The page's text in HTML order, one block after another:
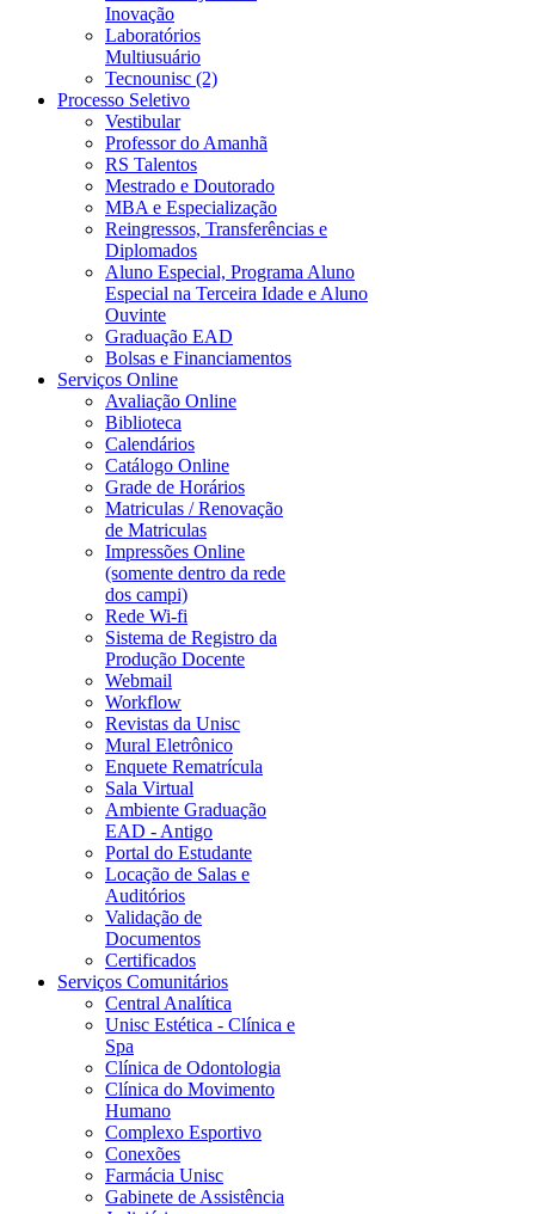
Inovação
Laboratórios
Multiusuário
Tecnounisc (2)
Processo Seletivo
Vestibular
Professor do Amanhã
RS Talentos
Mestrado e Doutorado
MBA e Especialização
Reingressos, Transferências e
Diplomados
Aluno Especial, Programa Aluno
Especial na Terceira Idade e Aluno
Ouvinte
Graduação EAD
Bolsas e Financiamentos
Serviços Online
Avaliação Online
Biblioteca
Calendários
Catálogo Online
Grade de Horários
Matriculas / Renovação
de Matriculas
Impressões Online
(somente dentro da rede
dos campi)
Rede Wi-fi
Sistema de Registro da
Produção Docente
Webmail
Workflow
Revistas da Unisc
Mural Eletrônico
Enquete Rematrícula
Sala Virtual
Ambiente Graduação
EAD - Antigo
Portal do Estudante
Locação de Salas e
Auditórios
Validação de
Documentos
Certificados
Serviços Comunitários
Central Analítica
Unisc Estética - Clínica e
Spa
Clínica de Odontologia
Clínica do Movimento
Humano
Complexo Esportivo
Conexões
Farmácia Unisc
Gabinete de Assistência